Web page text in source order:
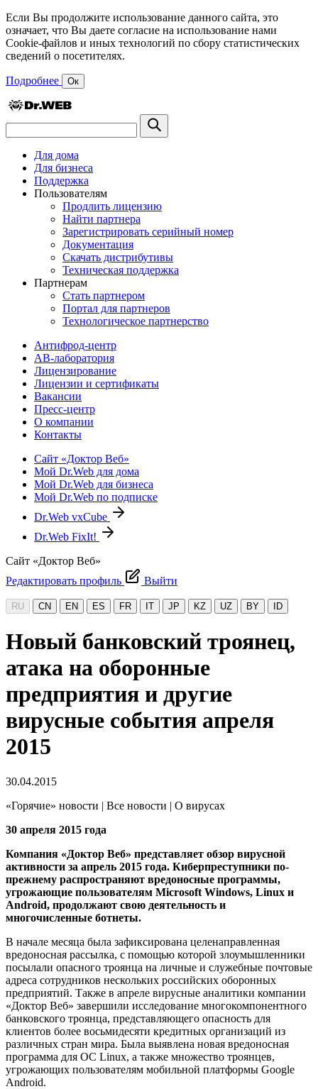
Если Вы продолжите использование данного сайта, это
означает, что Вы даете согласие на использование нами
Cookie-файлов и иных технологий по сбору статистических
сведений о посетителях.
Подробнее Ок
Для дома
Для бизнеса
Поддержка
Пользователям
Продлить лицензию
Найти партнера
Зарегистрировать серийный номер
Документация
Скачать дистрибутивы
Техническая поддержка
Партнерам
Стать партнером
Портал для партнеров
Технологическое партнерство
Антифрод-центр
АВ-лаборатория
Лицензирование
Лицензии и сертификаты
Вакансии
Пресс-центр
О компании
Контакты
Сайт «Доктор Веб»
Мой Dr.Web для дома
Мой Dr.Web для бизнеса
Мой Dr.Web по подписке
Dr.Web vxCube
Dr.Web FixIt!
Сайт «Доктор Веб»
Редактировать профиль
Выйти
RU CN EN ES FR IT JP KZ UZ BY ID
Новый банковский троянец,
атака на оборонные
предприятия и другие
вирусные события апреля
2015
30.04.2015
«Горячие» новости | Все новости | О вирусах
30 апреля 2015 года
Компания «Доктор Веб» представляет обзор вирусной
активности за апрель 2015 года. Киберпреступники по-
прежнему распространяют вредоносные программы,
угрожающие пользователям Microsoft Windows, Linux и
Android, продолжают свою деятельность и
многочисленные ботнеты.
В начале месяца была зафиксирована целенаправленная
вредоносная рассылка, c помощью которой злоумышленники
посылали опасного троянца на личные и служебные почтовые
адреса сотрудников нескольких российских оборонных
предприятий. Также в апреле вирусные аналитики компании
«Доктор Веб» завершили исследование многокомпонентного
банковского троянца, представляющего опасность для
клиентов более восьмидесяти кредитных организаций из
различных стран мира. Была выявлена новая вредоносная
программа для ОС Linux, а также множество троянцев,
угрожающих пользователям мобильной платформы Google
Android.